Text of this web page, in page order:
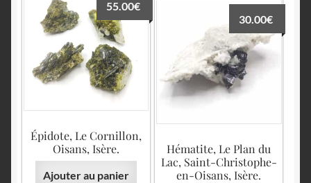
Épidote, Le Cornillon,
Oisans, Isère.
55.00€
Ajouter au panier
Hématite, Le Plan du
Lac, Saint-Christophe-
en-Oisans, Isère.
30.00€